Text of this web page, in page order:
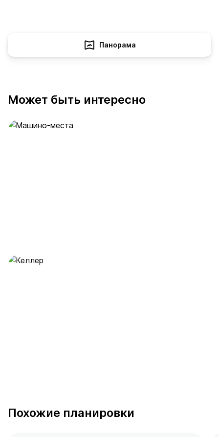
Панорама
Может быть интересно
Похожие планировки